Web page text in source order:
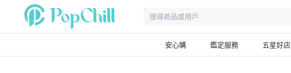
安心購 鑑定服務 五星好店